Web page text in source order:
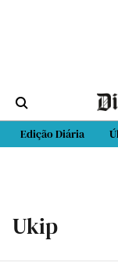
Edição Diária
Ukip